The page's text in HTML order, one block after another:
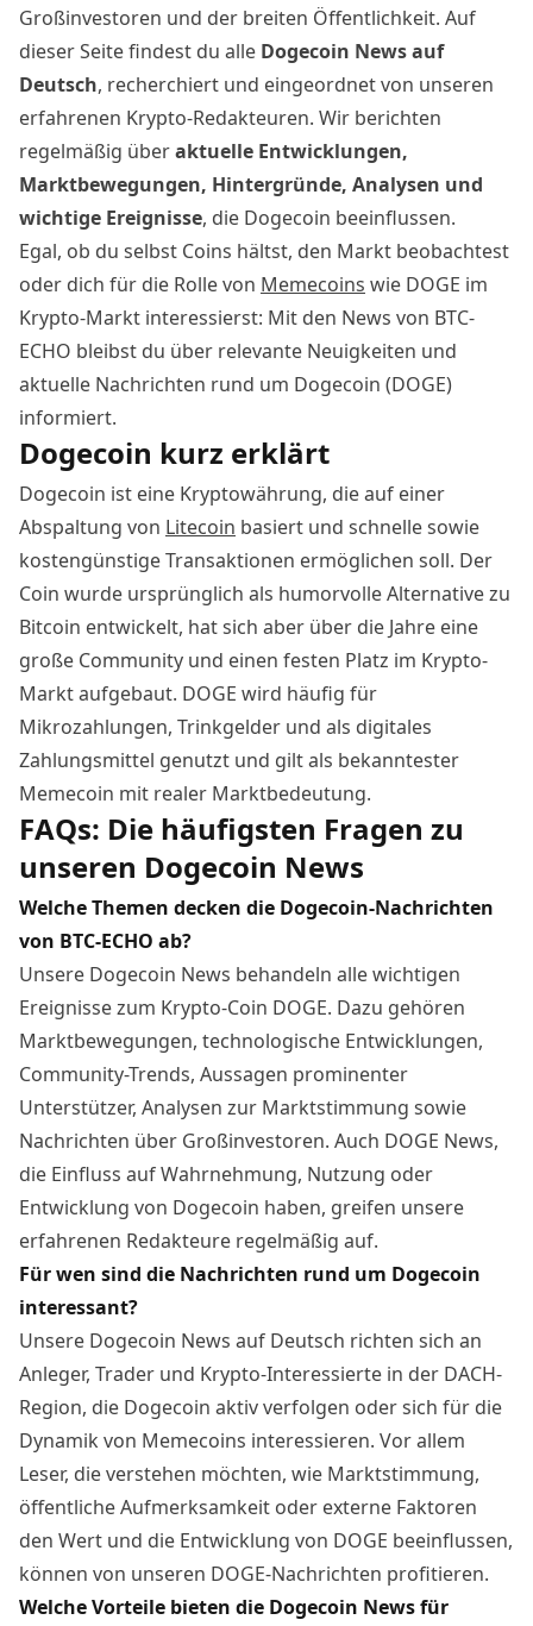
Großinvestoren und der breiten Öffentlichkeit. Auf
dieser Seite findest du alle Dogecoin Newsauf
Deutsch, recherchiert und eingeordnet von unseren
erfahrenen Krypto-Redakteuren. Wir berichten
regelmäßig überaktuelle Entwicklungen,
Marktbewegungen, Hintergründe, Analysen und
wichtige Ereignisse, die Dogecoin beeinflussen.
Egal, ob du selbst Coins hältst, den Markt beobachtest
oder dich für die Rolle von Memecoins wie DOGE im
Krypto-Markt interessierst: Mit den News von BTC-
ECHO bleibst du über relevante Neuigkeiten und
aktuelle Nachrichten rund um Dogecoin (DOGE)
informiert.
Dogecoin kurz erklärt
Dogecoin ist eine Kryptowährung, die auf einer
Abspaltung von Litecoin basiert und schnelle sowie
kostengünstige Transaktionen ermöglichen soll. Der
Coin wurde ursprünglich als humorvolle Alternative zu
Bitcoin entwickelt, hat sich aber über die Jahre eine
große Community und einen festen Platz im Krypto-
Markt aufgebaut. DOGE wird häufig für
Mikrozahlungen, Trinkgelder und als digitales
Zahlungsmittel genutzt und gilt als bekanntester
Memecoin mit realer Marktbedeutung.
FAQs: Die häufigsten Fragen zu
unseren Dogecoin News
Welche Themen decken die Dogecoin-Nachrichten
von BTC-ECHO ab?
Unsere Dogecoin News behandeln alle wichtigen
Ereignisse zum Krypto-Coin DOGE. Dazu gehören
Marktbewegungen, technologische Entwicklungen,
Community-Trends, Aussagen prominenter
Unterstützer, Analysen zur Marktstimmung sowie
Nachrichten über Großinvestoren. Auch DOGE News,
die Einfluss auf Wahrnehmung, Nutzung oder
Entwicklung von Dogecoin haben, greifen unsere
erfahrenen Redakteure regelmäßig auf.
Für wen sind die Nachrichten rund um Dogecoin
interessant?
Unsere Dogecoin News auf Deutsch richten sich an
Anleger, Trader und Krypto-Interessierte in der DACH-
Region, die Dogecoin aktiv verfolgen oder sich für die
Dynamik von Memecoins interessieren. Vor allem
Leser, die verstehen möchten, wie Marktstimmung,
öffentliche Aufmerksamkeit oder externe Faktoren
den Wert und die Entwicklung von DOGE beeinflussen,
können von unseren DOGE-Nachrichten profitieren.
Welche Vorteile bieten die Dogecoin News für